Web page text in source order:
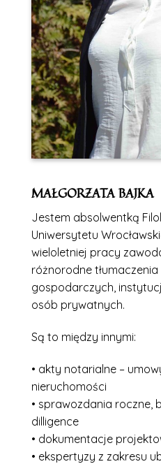
MAŁGORZATA BAJKA
Jestem absolwentką
Uniwersytetu
wieloletniej pracy
różnorodne
gospodarczych,
osób prywatnych.
Są to między innymi:
• akty notarialne –
nieruchomości
• sprawozdania roczne,
dilligence
• dokumentacje
• ekspertyzy z zakresu